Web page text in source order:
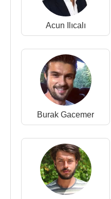
adlı filmin
yaparken başrolde
oyuncular iseBuğra
Kankonde,İnci Pars
Gacemer,Demet Akbağ
İşseveroldu.
Film ve dizileri :
2016 - Görümce
Filmi)
(Sinema Filmi)
2015 - O Hayat Benim
2012 - Krem (Rüya) (TV
Acun Ilıcalı
Burak Gacemer